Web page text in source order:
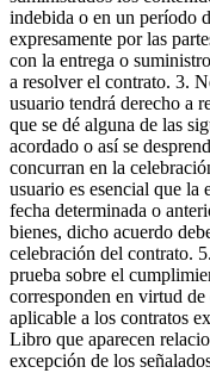
indebida o en un período
expresamente por las
con la entrega o
a resolver el contrato. 3.
usuario tendrá derecho a
que se dé alguna de las
acordado o así se
concurran en la
usuario es esencial que la
fecha determinada o
bienes, dicho acuerdo
celebración del contrato.
prueba sobre el
corresponden en virtud
aplicable a los contratos
Libro que aparecen
excepción de los